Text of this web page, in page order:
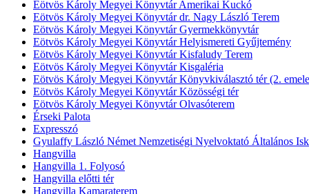
Eötvös Károly Megyei Könyvtár Amerikai Kuckó
Eötvös Károly Megyei Könyvtár dr. Nagy László Terem
Eötvös Károly Megyei Könyvtár Gyermekkönyvtár
Eötvös Károly Megyei Könyvtár Helyismereti Gyűjtemény
Eötvös Károly Megyei Könyvtár Kisfaludy Terem
Eötvös Károly Megyei Könyvtár Kisgaléria
Eötvös Károly Megyei Könyvtár Könyvkiválasztó tér (2.
Eötvös Károly Megyei Könyvtár Közösségi tér
Eötvös Károly Megyei Könyvtár Olvasóterem
Érseki Palota
Expresszó
Gyulaffy László Német Nemzetiségi Nyelvoktató Általános
Hangvilla
Hangvilla 1. Folyosó
Hangvilla előtti tér
Hangvilla Kamaraterem